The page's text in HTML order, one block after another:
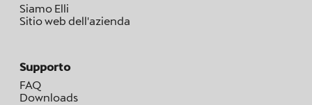
Siamo Elli
Sitio web dell'azienda
Supporto
FAQ
Downloads